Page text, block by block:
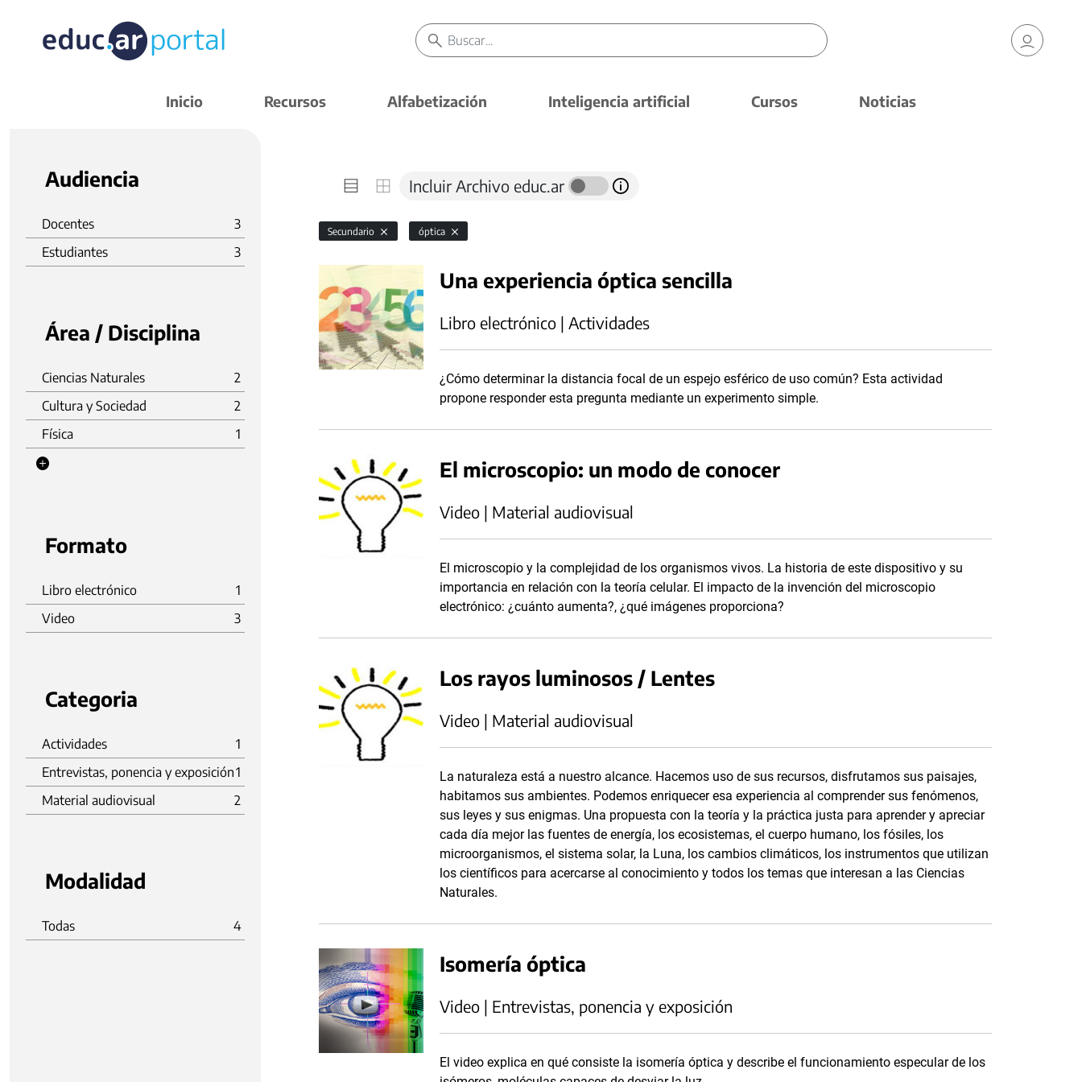
Inicio Recursos Alfabetización Inteligencia artificial Cursos Noticias
Audiencia
Docentes
3
Estudiantes
3
Área / Disciplina
Ciencias Naturales
2
Cultura y Sociedad
2
Física
1
Formato
Libro electrónico
1
Video
3
Categoria
Actividades
1
Entrevistas, ponencia y exposición1
Material audiovisual
2
Modalidad
Todas 4
Incluir Archivo educ.ar
Secundario óptica
Una experiencia óptica sencilla
Libro electrónico | Actividades
¿Cómo determinar la distancia focal de un espejo esférico de uso común? Esta actividad
propone responder esta pregunta mediante un experimento simple.
El microscopio: un modo de conocer
Video | Material audiovisual
El microscopio y la complejidad de los organismos vivos. La historia de este dispositivo y su
importancia en relación con la teoría celular. El impacto de la invención del microscopio
electrónico: ¿cuánto aumenta?, ¿qué imágenes proporciona?
Los rayos luminosos / Lentes
Video | Material audiovisual
La naturaleza está a nuestro alcance. Hacemos uso de sus recursos, disfrutamos sus paisajes,
habitamos sus ambientes. Podemos enriquecer esa experiencia al comprender sus fenómenos,
sus leyes y sus enigmas. Una propuesta con la teoría y la práctica justa para aprender y apreciar
cada día mejor las fuentes de energía, los ecosistemas, el cuerpo humano, los fósiles, los
microorganismos, el sistema solar, la Luna, los cambios climáticos, los instrumentos que utilizan
los científicos para acercarse al conocimiento y todos los temas que interesan a las Ciencias
Naturales.
Isomería óptica
Video | Entrevistas, ponencia y exposición
El video explica en qué consiste la isomería óptica y describe el funcionamiento especular de los